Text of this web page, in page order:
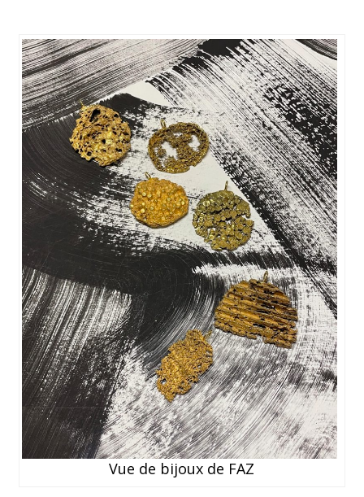
Vue de bijoux de FAZ